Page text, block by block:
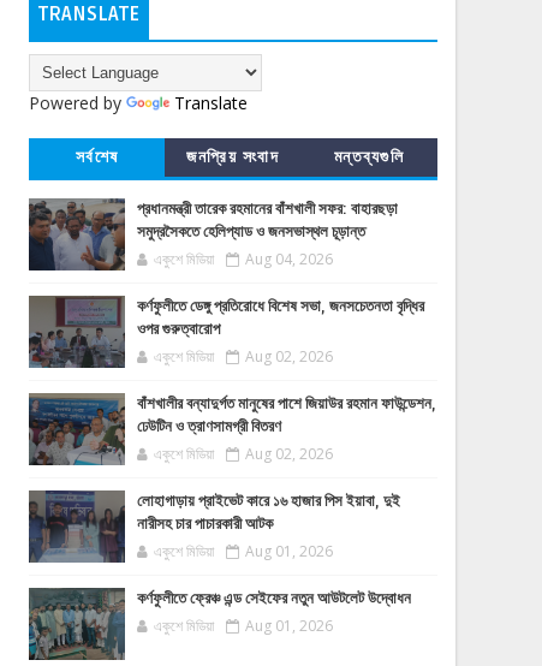
TRANSLATE
Powered by Translate
সর্বশেষ জনপ্রিয় সংবাদ মন্তব্যগুলি
প্রধানমন্ত্রী তারেক রহমানের বাঁশখালী সফর: বাহারছড়া
সমুদ্রসৈকতে হেলিপ্যাড ও জনসভাস্থল চূড়ান্ত
একুশে মিডিয়া Aug 04, 2026
কর্ণফুলীতে ডেঙ্গু প্রতিরোধে বিশেষ সভা, জনসচেতনতা বৃদ্ধির
ওপর গুরুত্বারোপ
একুশে মিডিয়া Aug 02, 2026
বাঁশখালীর বন্যাদুর্গত মানুষের পাশে জিয়াউর রহমান ফাউন্ডেশন,
ঢেউটিন ও ত্রাণসামগ্রী বিতরণ
একুশে মিডিয়া Aug 02, 2026
লোহাগাড়ায় প্রাইভেট কারে ১৬ হাজার পিস ইয়াবা, দুই
নারীসহ চার পাচারকারী আটক
একুশে মিডিয়া Aug 01, 2026
কর্ণফুলীতে ফ্রেঞ্চ এন্ড সেইফের নতুন আউটলেট উদ্বোধন
একুশে মিডিয়া Aug 01, 2026